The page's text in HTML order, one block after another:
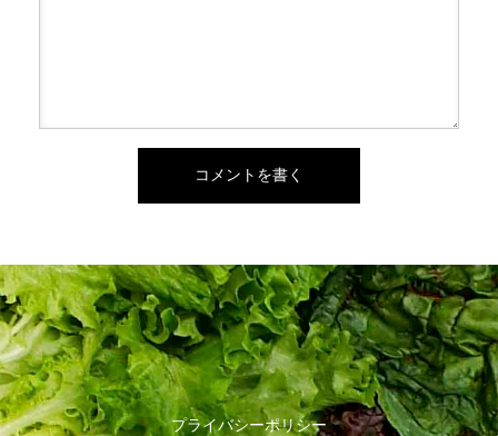
プライバシーポリシー